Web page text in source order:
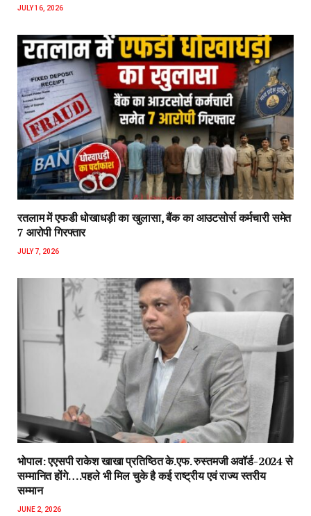
JULY 16, 2026
रतलाम में एफडी धोखाधड़ी का खुलासा, बैंक का आउटसोर्स कर्मचारी समेत
7 आरोपी गिरफ्तार
JULY 7, 2026
भोपाल: एएसपी राकेश‌ खाखा प्रतिष्ठित के.एफ. रुस्तमजी अवॉर्ड-2024 से
सम्मानित होंगे….पहले भी मिल चुके है कई राष्ट्रीय एवं राज्य स्तरीय
सम्मान
JUNE 2, 2026